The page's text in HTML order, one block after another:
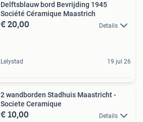
Delftsblauw bord Bevrijding 1945
Société Céramique Maastrich
€ 20,00 Details
Lelystad 19 jul 26
2 wandborden Stadhuis Maastricht -
Societe Ceramique
€ 10,00 Details